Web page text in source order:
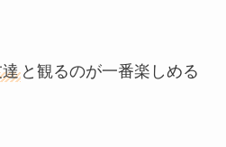
と観るのが一番楽しめる